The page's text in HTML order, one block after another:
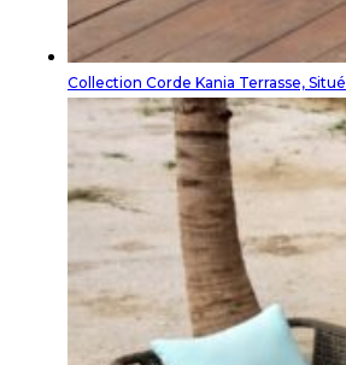
Collection Corde Kania Terrasse, Situé